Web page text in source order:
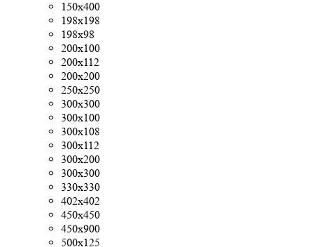
150х400
198x198
198x98
200x100
200х112
200х200
250х250
300x300
300х100
300х108
300х112
300х200
300х300
330х330
402х402
450х450
450х900
500x125